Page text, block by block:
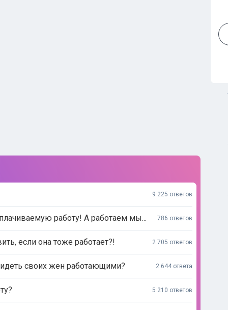
9 225 ответов
работу! А работаем мы... 786 ответов
если она тоже работает?! 2 705 ответов
своих жен работающими? 2 644 ответа
5 210 ответов